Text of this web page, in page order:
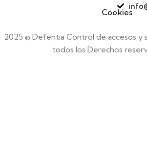
Cookies
2025 © Defentia Control de accesos y
todos los Derechos